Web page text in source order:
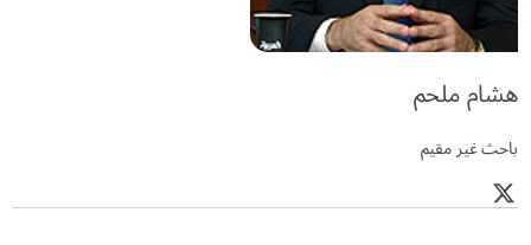
هشام ملحم
باحث غير مقيم